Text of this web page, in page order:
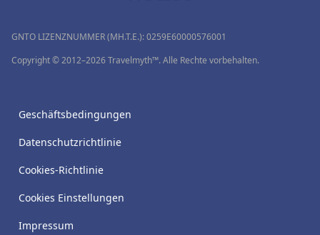
GNTO LIZENZNUMMER (MH.T.E.): 0259Ε60000576001
Copyright © 2012–2026 Travelmyth™. Alle Rechte vorbehalten.
Geschäftsbedingungen
Datenschutzrichtlinie
Cookies-Richtlinie
Cookies Einstellungen
Impressum